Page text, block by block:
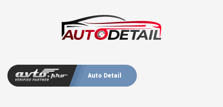
Auto Detail